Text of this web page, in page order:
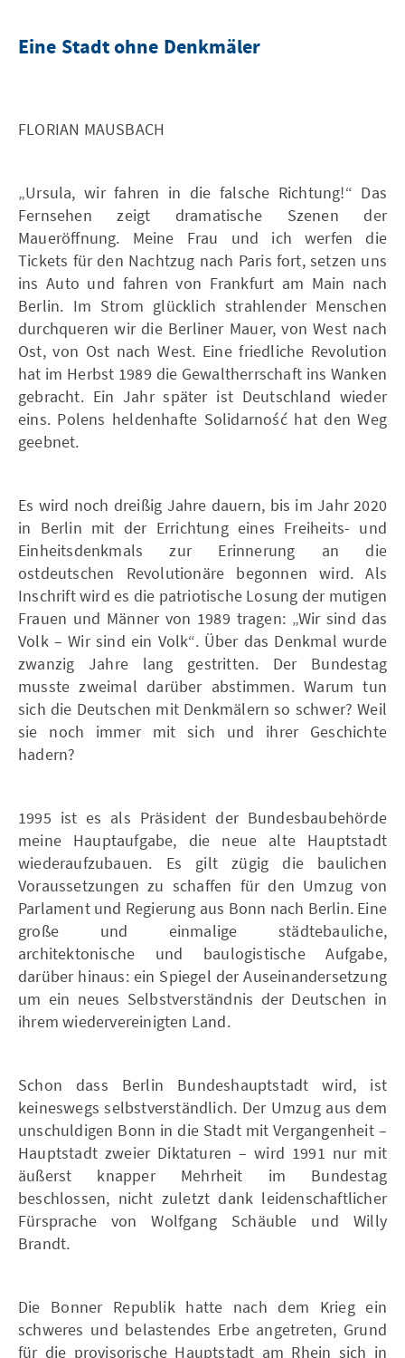
Eine Stadt ohne Denkmäler
FLORIAN MAUSBACH
„Ursula, wir fahren in die falsche Richtung!“ Das
Fernsehen zeigt dramatische Szenen der
Maueröffnung. Meine Frau und ich werfen die
Tickets für den Nachtzug nach Paris fort, setzen uns
ins Auto und fahren von Frankfurt am Main nach
Berlin. Im Strom glücklich strahlender Menschen
durchqueren wir die Berliner Mauer, von West nach
Ost, von Ost nach West. Eine friedliche Revolution
hat im Herbst 1989 die Gewaltherrschaft ins Wanken
gebracht. Ein Jahr später ist Deutschland wieder
eins. Polens heldenhafte Solidarność hat den Weg
geebnet.
Es wird noch dreißig Jahre dauern, bis im Jahr 2020
in Berlin mit der Errichtung eines Freiheits- und
Einheitsdenkmals zur Erinnerung an die
ostdeutschen Revolutionäre begonnen wird. Als
Inschrift wird es die patriotische Losung der mutigen
Frauen und Männer von 1989 tragen: „Wir sind das
Volk – Wir sind ein Volk“. Über das Denkmal wurde
zwanzig Jahre lang gestritten. Der Bundestag
musste zweimal darüber abstimmen. Warum tun
sich die Deutschen mit Denkmälern so schwer? Weil
sie noch immer mit sich und ihrer Geschichte
hadern?
1995 ist es als Präsident der Bundesbaubehörde
meine Hauptaufgabe, die neue alte Hauptstadt
wiederaufzubauen. Es gilt zügig die baulichen
Voraussetzungen zu schaffen für den Umzug von
Parlament und Regierung aus Bonn nach Berlin. Eine
große und einmalige städtebauliche,
architektonische und baulogistische Aufgabe,
darüber hinaus: ein Spiegel der Auseinandersetzung
um ein neues Selbstverständnis der Deutschen in
ihrem wiedervereinigten Land.
Schon dass Berlin Bundeshauptstadt wird, ist
keineswegs selbstverständlich. Der Umzug aus dem
unschuldigen Bonn in die Stadt mit Vergangenheit –
Hauptstadt zweier Diktaturen – wird 1991 nur mit
äußerst knapper Mehrheit im Bundestag
beschlossen, nicht zuletzt dank leidenschaftlicher
Fürsprache von Wolfgang Schäuble und Willy
Brandt.
Die Bonner Republik hatte nach dem Krieg ein
schweres und belastendes Erbe angetreten, Grund
für die provisorische Hauptstadt am Rhein sich in